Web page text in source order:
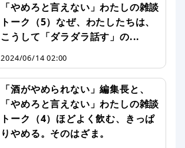
「やめろと言えない」わたしの雑談
トーク（5）なぜ、わたしたちは、
こうして「ダラダラ話す」の...
2024/06/14 02:00
「酒がやめられない」編集長と、
「やめろと言えない」わたしの雑談
トーク（4）ほどよく飲む、きっぱ
りやめる。そのはざま。